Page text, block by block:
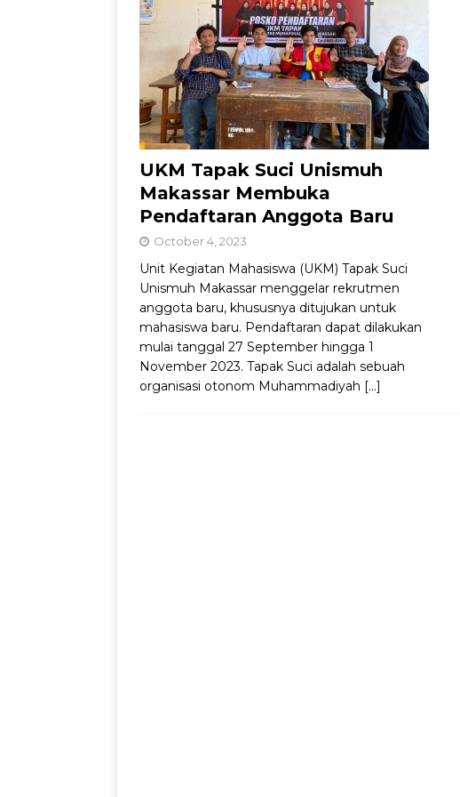
Kemandirian Nelayan Manokwari
UKM Tapak Suci Unismuh
Makassar Membuka
Pendaftaran Anggota Baru
October 4, 2023
Unit Kegiatan Mahasiswa (UKM) Tapak Suci
Unismuh Makassar menggelar rekrutmen
anggota baru, khususnya ditujukan untuk
mahasiswa baru. Pendaftaran dapat dilakukan
mulai tanggal 27 September hingga 1
November 2023. Tapak Suci adalah sebuah
organisasi otonom Muhammadiyah […]